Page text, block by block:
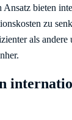
Ansatz bieten
zu
als andere